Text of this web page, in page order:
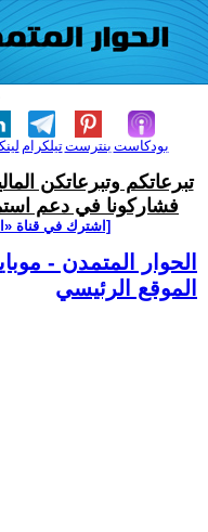
تيلكرامبنترست بودكاست
تبرعاتكم وتبرعاتكن
فشاركونا في دعم
[اشترك في قناة
الحوار المتمدن -
الموقع الرئيسي